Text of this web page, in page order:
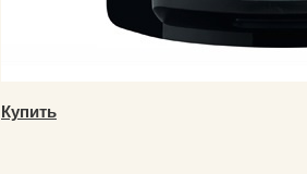
Купить